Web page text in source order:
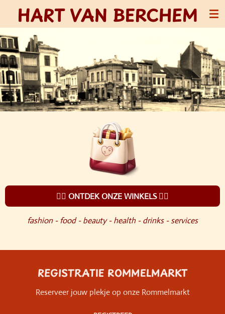
direct
naar
de
hoofdinhoud
HART VAN BERCHEM
👉🏻 ONTDEK ONZE WINKELS 👈🏻
fashion - food - beauty - health - drinks - services
REGISTRATIE ROMMELMARKT
Reserveer jouw plekje op onze Rommelmarkt